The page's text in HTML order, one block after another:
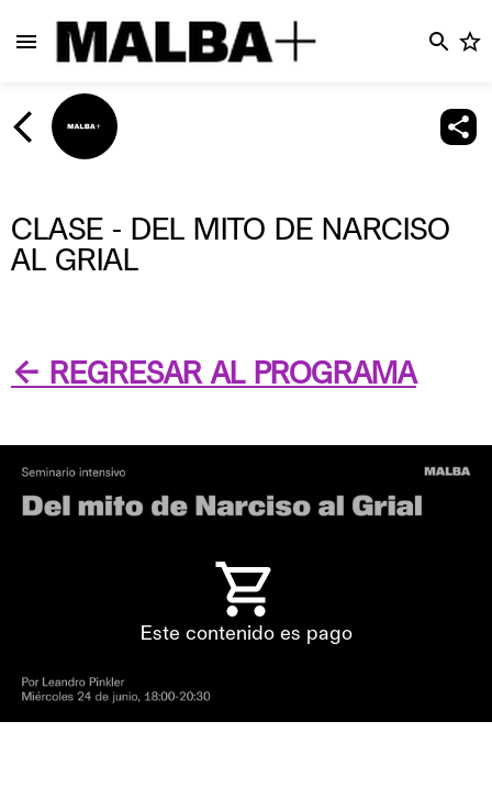
CLASE - DEL MITO DE NARCISO
AL GRIAL
← REGRESAR AL PROGRAMA
Este contenido es pago